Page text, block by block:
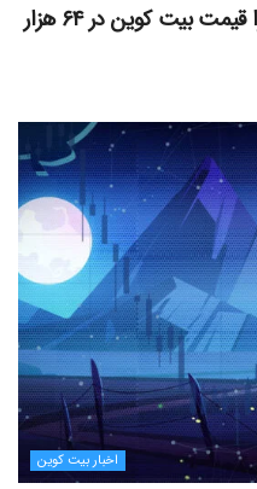
اوج‌گیری طلا با تقاضای چین؛ چرا قیمت بیت کوین در ۶۴ هزار
اخبار بیت کوین